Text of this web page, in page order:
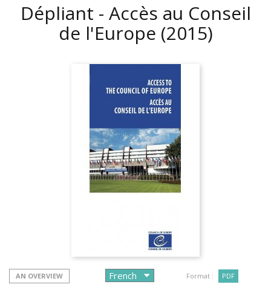
Dépliant - Accès au Conseil
de l'Europe (2015)
AN OVERVIEW Format : PDF